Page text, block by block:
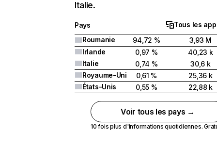
Italie.
Pays
Tous les
Roumanie
94,72 %
3,93 M
Irlande
0,97 %
40,23 k
Italie
0,74 %
30,6 k
Royaume-Uni
0,61 %
25,36 k
États-Unis
0,55 % 22,88 k
Voir tous les pays →
10 fois plus d'informations quotidiennes.